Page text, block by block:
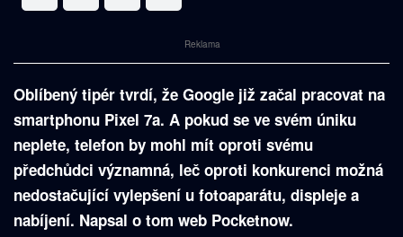
Reklama
Oblíbený tipér tvrdí, že Google již začal pracovat na
smartphonu Pixel 7a. A pokud se ve svém úniku
neplete, telefon by mohl mít oproti svému
předchůdci významná, leč oproti konkurenci možná
nedostačující vylepšení u fotoaparátu, displeje a
nabíjení. Napsal o tom web Pocketnow.